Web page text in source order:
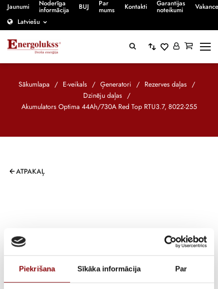
Piekrišana Sīkāka informācija Par
Jaunumi Noderīga
informācija BUJ Par
mums Kontakti Garantijas
noteikumi
Latviešu
Sākumlapa / E-veikals / Ģeneratori / Rezerves daļas /
Dzinēju daļas /
Akumulators Optima 44Ah/730A Red Top RTU3.7, 8022-255
ATPAKAĻ